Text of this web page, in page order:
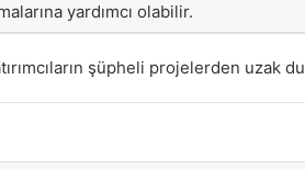
yardımcı olabilir.
şüpheli projelerden uzak